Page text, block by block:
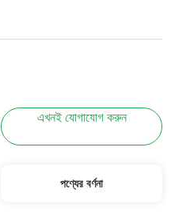
এখনই যোগাযোগ করুন
পণ্যের বর্ণনা